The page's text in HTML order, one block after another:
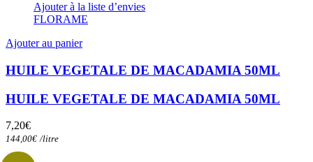
Ajouter à la liste d’envies
FLORAME
Ajouter au panier
HUILE VEGETALE DE MACADAMIA 50ML
HUILE VEGETALE DE MACADAMIA 50ML
7,20€
144,00€ /litre